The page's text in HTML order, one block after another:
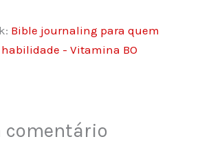
Bible journaling para quem
- Vitamina BO
comentário